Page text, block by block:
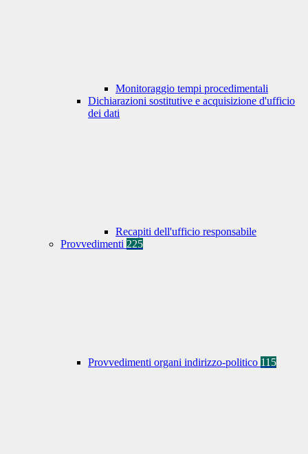
Monitoraggio tempi procedimentali
Dichiarazioni sostitutive e acquisizione d'ufficio
dei dati
Recapiti dell'ufficio responsabile
Provvedimenti 225
Provvedimenti organi indirizzo-politico 115